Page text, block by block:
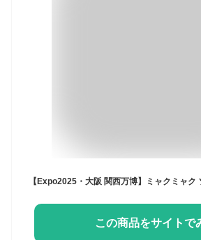
【Expo2025・大阪 関西万博】ミャクミャク
この商品をサイトで